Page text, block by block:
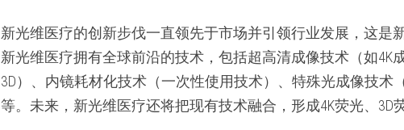
新光维医疗的创新步伐一直领先于市场并引领行业发展，这是
新光维医疗拥有全球前沿的技术，包括超高清成像技术（如4K
3D）、内镜耗材化技术（一次性使用技术）、特殊光成像技术
等。未来，新光维医疗还将把现有技术融合，形成4K荧光、3D